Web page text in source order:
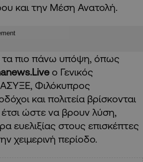
και την Μέση Ανατολή.
τα πιο πάνω υπόψη, όπως
.Live ο Γενικός
Φιλόκυπρος
και πολιτεία βρίσκονται
ώστε να βρουν λύση,
ευελιξίας στους επισκέπτες
χειμερινή περίοδο.